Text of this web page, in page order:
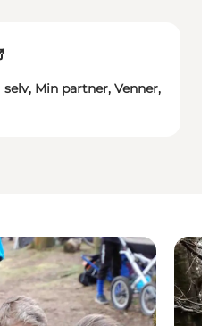
Min partner, Venner,